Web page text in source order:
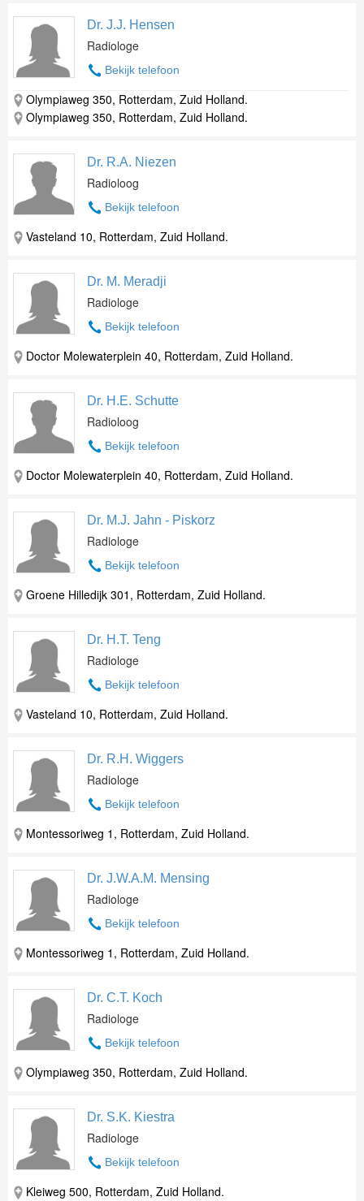
Dr. J.J. Hensen
Radiologe
Bekijk telefoon
Olympiaweg 350, Rotterdam, Zuid Holland.
Olympiaweg 350, Rotterdam, Zuid Holland.
Dr. R.A. Niezen
Radioloog
Bekijk telefoon
Vasteland 10, Rotterdam, Zuid Holland.
Dr. M. Meradji
Radiologe
Bekijk telefoon
Doctor Molewaterplein 40, Rotterdam, Zuid Holland.
Dr. H.E. Schutte
Radioloog
Bekijk telefoon
Doctor Molewaterplein 40, Rotterdam, Zuid Holland.
Dr. M.J. Jahn - Piskorz
Radiologe
Bekijk telefoon
Groene Hilledijk 301, Rotterdam, Zuid Holland.
Dr. H.T. Teng
Radiologe
Bekijk telefoon
Vasteland 10, Rotterdam, Zuid Holland.
Dr. R.H. Wiggers
Radiologe
Bekijk telefoon
Montessoriweg 1, Rotterdam, Zuid Holland.
Dr. J.W.A.M. Mensing
Radiologe
Bekijk telefoon
Montessoriweg 1, Rotterdam, Zuid Holland.
Dr. C.T. Koch
Radiologe
Bekijk telefoon
Olympiaweg 350, Rotterdam, Zuid Holland.
Dr. S.K. Kiestra
Radiologe
Bekijk telefoon
Kleiweg 500, Rotterdam, Zuid Holland.